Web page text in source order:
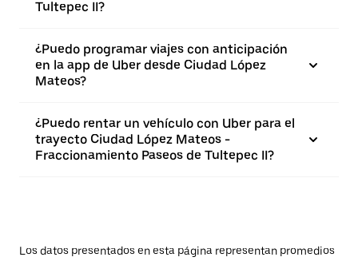
Tultepec II?
¿Puedo programar viajes con anticipación
en la app de Uber desde Ciudad López
Mateos?
¿Puedo rentar un vehículo con Uber para el
trayecto Ciudad López Mateos -
Fraccionamiento Paseos de Tultepec II?
Los datos presentados en esta página representan promedios